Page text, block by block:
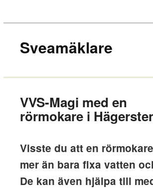
KONTAKT
Sveamäklare
VVS-Magi med en
rörmokare i
Visste du att en
mer än bara fixa vatten
De kan även hjälpa till